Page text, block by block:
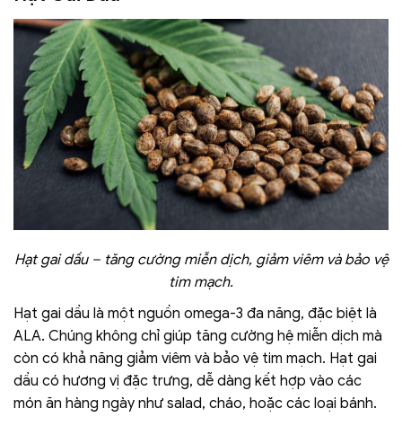
Hạt gai dầu – tăng cường miễn dịch, giảm viêm và bảo vệ
tim mạch.
Hạt gai dầu là một nguồn omega-3 đa năng, đặc biệt là
ALA. Chúng không chỉ giúp tăng cường hệ miễn dịch mà
còn có khả năng giảm viêm và bảo vệ tim mạch. Hạt gai
dầu có hương vị đặc trưng, dễ dàng kết hợp vào các
món ăn hàng ngày như salad, cháo, hoặc các loại bánh.